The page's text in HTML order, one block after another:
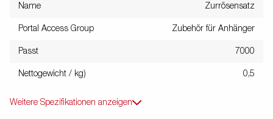
Name Zurrösensatz
Portal Access Group Zubehör für Anhänger
Passt 7000
Nettogewicht / kg) 0,5
Weitere Spezifikationen anzeigen